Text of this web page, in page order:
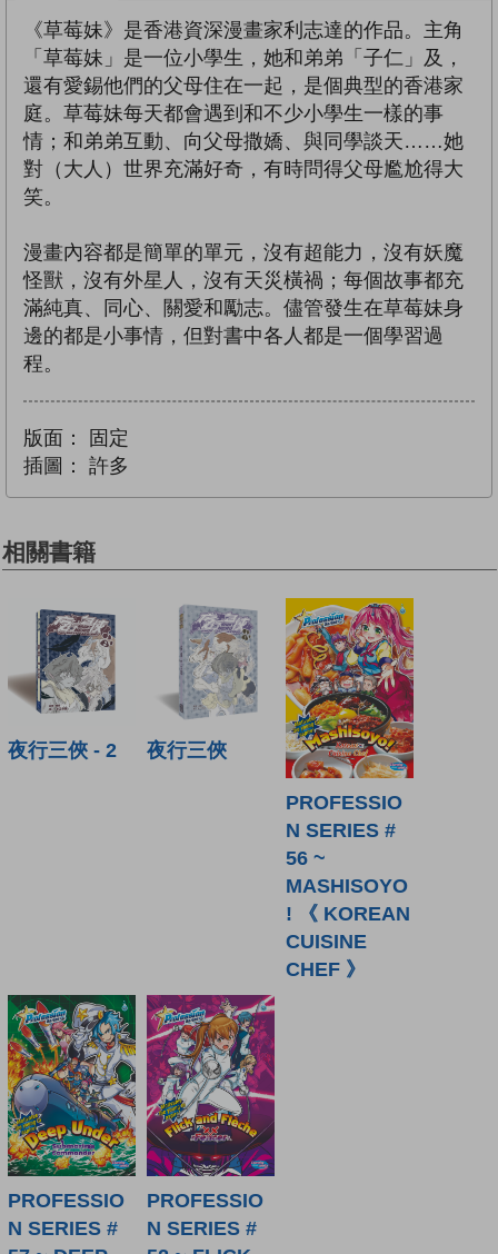
《草莓妹》是香港資深漫畫家利志達的作品。主角
「草莓妹」是一位小學生，她和弟弟「子仁」及，
還有愛錫他們的父母住在一起，是個典型的香港家
庭。草莓妹每天都會遇到和不少小學生一樣的事
情；和弟弟互動、向父母撒嬌、與同學談天……她
對（大人）世界充滿好奇，有時問得父母尷尬得大
笑。
漫畫內容都是簡單的單元，沒有超能力，沒有妖魔
怪獸，沒有外星人，沒有天災橫禍；每個故事都充
滿純真、同心、關愛和勵志。儘管發生在草莓妹身
邊的都是小事情，但對書中各人都是一個學習過
程。
版面：
固定
插圖：
許多
相關書籍
夜行三俠 - 2 夜行三俠
PROFESSIO
N SERIES #
56 ~
MASHISOYO
! 《 KOREAN
CUISINE
CHEF 》
PROFESSIO
N SERIES #
PROFESSIO
N SERIES #